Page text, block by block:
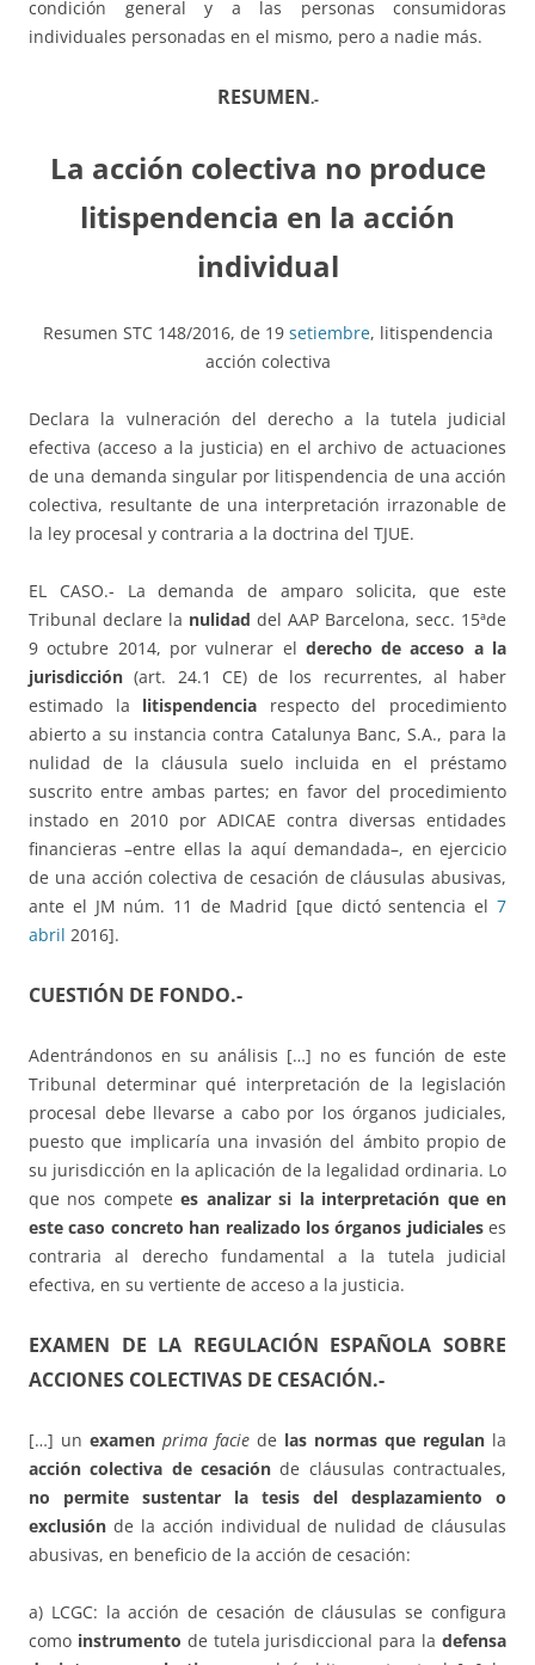
condición general y a las personas consumidoras
individuales personadas en el mismo, pero a nadie más.
RESUMEN.-
La acción colectiva no produce
litispendencia en la acción
individual
Resumen STC 148/2016, de 19 setiembre, litispendencia
acción colectiva
Declara la vulneración del derecho a la tutela judicial
efectiva (acceso a la justicia) en el archivo de actuaciones
de una demanda singular por litispendencia de una acción
colectiva, resultante de una interpretación irrazonable de
la ley procesal y contraria a la doctrina del TJUE.
EL CASO.- La demanda de amparo solicita, que este
Tribunal declare la nulidad del AAP Barcelona, secc. 15ªde
9 octubre 2014, por vulnerar el derecho de acceso a la
jurisdicción(art. 24.1 CE) de los recurrentes, al haber
estimado la litispendencia respecto del procedimiento
abierto a su instancia contra Catalunya Banc, S.A., para la
nulidad de la cláusula suelo incluida en el préstamo
suscrito entre ambas partes; en favor del procedimiento
instado en 2010 por ADICAE contra diversas entidades
financieras –entre ellas la aquí demandada–, en ejercicio
de una acción colectiva de cesación de cláusulas abusivas,
ante el JM núm. 11 de Madrid [que dictó sentencia el 7
abril 2016].
CUESTIÓN DE FONDO.-
Adentrándonos en su análisis […] no es función de este
Tribunal determinar qué interpretación de la legislación
procesal debe llevarse a cabo por los órganos judiciales,
puesto que implicaría una invasión del ámbito propio de
su jurisdicción en la aplicación de la legalidad ordinaria. Lo
que nos competees analizar si la interpretación que en
este caso concreto han realizado los órganos judiciales es
contraria al derecho fundamental a la tutela judicial
efectiva, en su vertiente de acceso a la justicia.
EXAMEN DE LA REGULACIÓN ESPAÑOLA SOBRE
ACCIONES COLECTIVAS DE CESACIÓN.-
[…] un examen prima facie de las normas que regulan la
acción colectiva de cesaciónde cláusulas contractuales,
no permite sustentar la tesis del desplazamiento o
exclusión de la acción individual de nulidad de cláusulas
abusivas, en beneficio de la acción de cesación:
a) LCGC: la acción de cesación de cláusulas se configura
como instrumento de tutela jurisdiccional para ladefensa